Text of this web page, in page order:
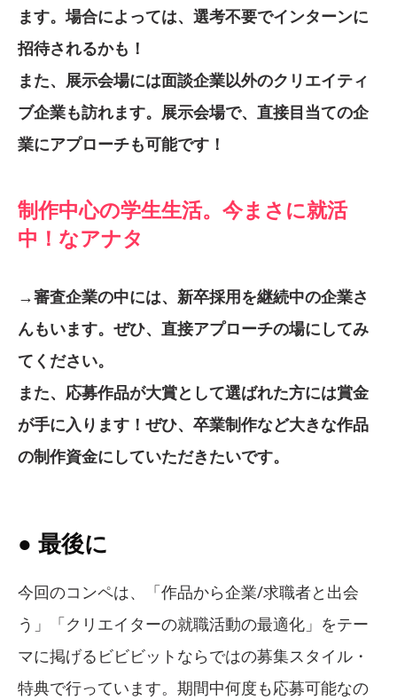
ます。場合によっては、選考不要でインターンに
招待されるかも！
また、展示会場には面談企業以外のクリエイティ
ブ企業も訪れます。展示会場で、直接目当ての企
業にアプローチも可能です！
制作中心の学生生活。今まさに就活
中！なアナタ
→審査企業の中には、新卒採用を継続中の企業さ
んもいます。ぜひ、直接アプローチの場にしてみ
てください。
また、応募作品が大賞として選ばれた方には賞金
が手に入ります！ぜひ、卒業制作など大きな作品
の制作資金にしていただきたいです。
● 最後に
今回のコンペは、「作品から企業/求職者と出会
う」「クリエイターの就職活動の最適化」をテー
マに掲げるビビビットならではの募集スタイル・
特典で行っています。期間中何度も応募可能なの